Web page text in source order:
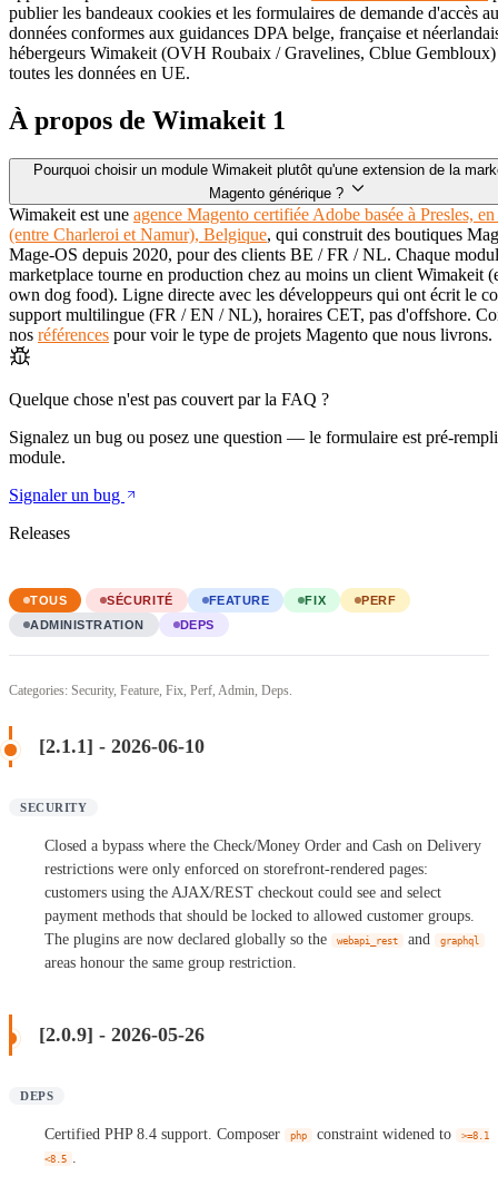
publier les bandeaux cookies et les formulaires de demande d'accès
données conformes aux guidances DPA belge, française et
hébergeurs Wimakeit (OVH Roubaix / Gravelines, Cblue Gembloux)
toutes les données en UE.
À propos de Wimakeit 1
Pourquoi choisir un module Wimakeit plutôt qu'une extension de la
Magento générique ?
Wimakeit est une agence Magento certifiée Adobe basée à Presles,
(entre Charleroi et Namur), Belgique, qui construit des boutiques
Mage-OS depuis 2020, pour des clients BE / FR / NL. Chaque
marketplace tourne en production chez au moins un client Wimakeit
own dog food). Ligne directe avec les développeurs qui ont écrit le
support multilingue (FR / EN / NL), horaires CET, pas d'offshore.
nos références pour voir le type de projets Magento que nous livrons.
Quelque chose n'est pas couvert par la FAQ ?
Signalez un bug ou posez une question — le formulaire est pré-
module.
Signaler un bug
Releases
TOUS SÉCURITÉ FEATURE FIX
PERF
ADMINISTRATION
DEPS
Categories: Security, Feature, Fix, Perf, Admin, Deps.
[2.1.1] - 2026-06-10
SECURITY
Closed a bypass where the Check/Money Order and Cash on Delivery
restrictions were only enforced on storefront-rendered pages:
customers using the AJAX/REST checkout could see and select
payment methods that should be locked to allowed customer groups.
The plugins are now declared globally so the
webapi_rest and graphql
areas honour the same group restriction.
[2.0.9] - 2026-05-26
DEPS
Certified PHP 8.4 support. Composer php constraint widened to
>=8.1
<8.5